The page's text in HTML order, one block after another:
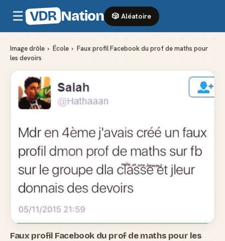
☰ VDR Nation 🎲 Aléatoire
Image drôle › École › Faux profil Facebook du prof de maths pour
les devoirs
Faux profil Facebook du prof de maths pour les